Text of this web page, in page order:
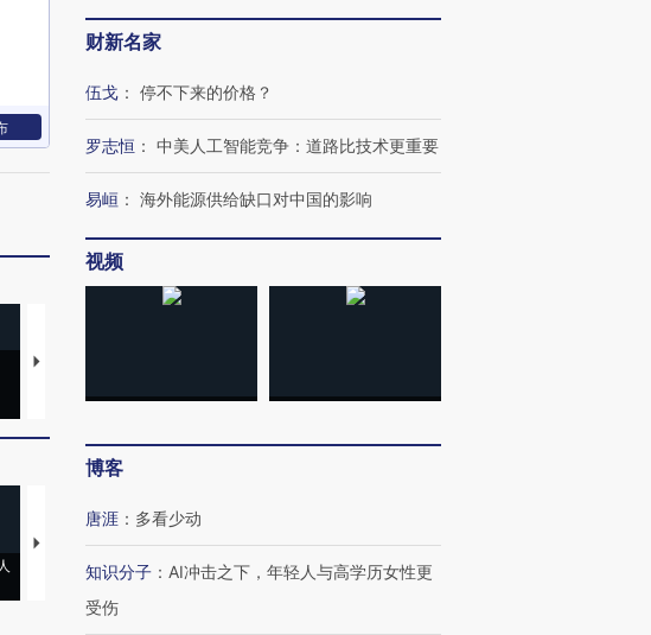
马航飞行员跨国走私7万
育部长拱下台
飞地休达
【推广】走进第四届链博
会，让数智科技“链”接产
【特别呈现】寻找100种
【商旅对话】华住集团
CFO：不靠规模取胜，华
财新名家
伍戈 ： 停不下来的价格？
罗志恒 ： 中美人工智能竞争：道路比技术更重要
易峘 ： 海外能源供给缺口对中国的影响
视频
博客
唐涯 ： 多看少动
知识分子 ： AI冲击之下，年轻人与高学历女性更
受伤